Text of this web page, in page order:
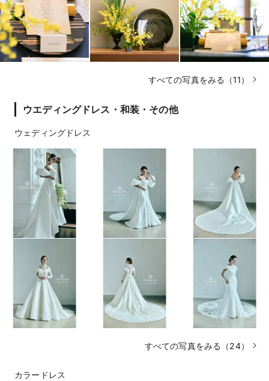
すべての写真をみる（11）
ウエディングドレス・和装・その他
ウェディングドレス
すべての写真をみる（24）
カラードレス